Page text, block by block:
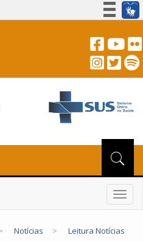
Acesso à informação
Canais
Notícias > Leitura Notícias